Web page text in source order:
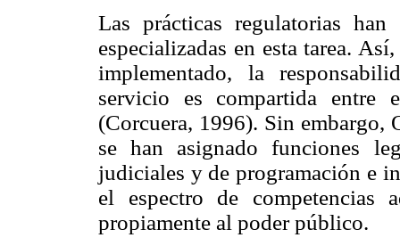
Las prácticas regulatorias
especializadas en esta tarea.
implementado, la
servicio es compartida entre
(Corcuera, 1996). Sin embargo,
se han asignado funciones
judiciales y de programación e
el espectro de competencias
propiamente al poder público.